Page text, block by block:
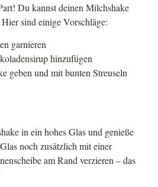
Du kannst deinen Milchshake
sind einige Vorschläge:
garnieren
hinzufügen
geben und mit bunten Streuseln
in ein hohes Glas und genieße
noch zusätzlich mit einer
am Rand verzieren – das